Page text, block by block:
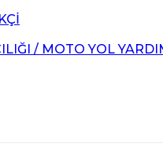
/ MOTO YOL